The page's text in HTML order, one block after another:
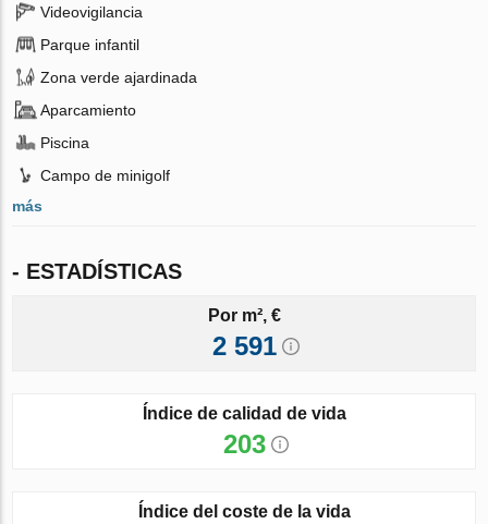
Videovigilancia
Parque infantil
Zona verde ajardinada
Aparcamiento
Piscina
Campo de minigolf
más
- ESTADÍSTICAS
Por m², €
2 591
Índice de calidad de vida
203
Índice del coste de la vida